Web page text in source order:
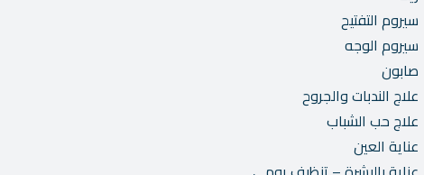
سيروم التفتيح
سيروم الوجه
صابون
علاج الندبات والجروح
علاج حب الشباب
عناية العين